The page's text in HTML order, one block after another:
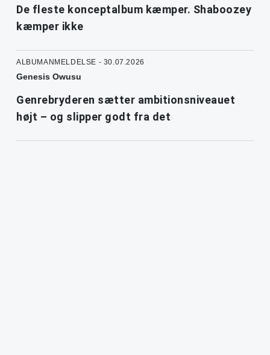
De fleste konceptalbum kæmper. Shaboozey
kæmper ikke
ALBUMANMELDELSE - 30.07.2026
Genesis Owusu
Genrebryderen sætter ambitionsniveauet
højt – og slipper godt fra det